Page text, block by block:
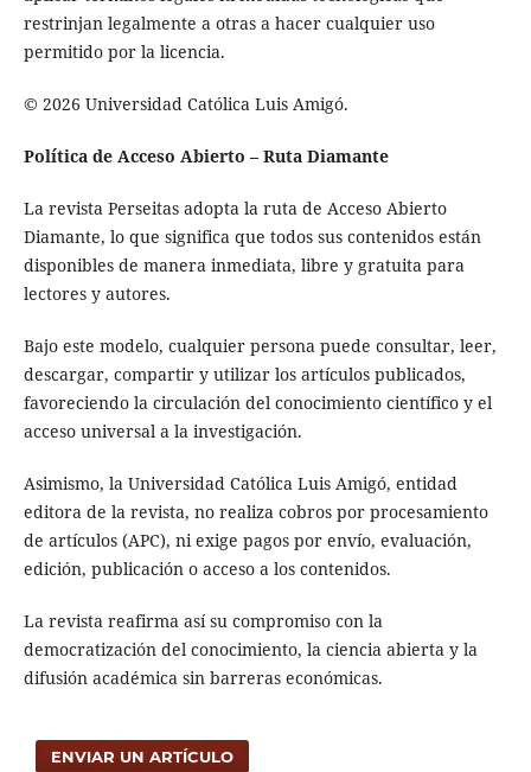
restrinjan legalmente a otras a hacer cualquier uso
permitido por la licencia.
© 2026 Universidad Católica Luis Amigó.
Política de Acceso Abierto – Ruta Diamante
La revista Perseitas adopta la ruta de Acceso Abierto
Diamante, lo que significa que todos sus contenidos están
disponibles de manera inmediata, libre y gratuita para
lectores y autores.
Bajo este modelo, cualquier persona puede consultar, leer,
descargar, compartir y utilizar los artículos publicados,
favoreciendo la circulación del conocimiento científico y el
acceso universal a la investigación.
Asimismo, la Universidad Católica Luis Amigó, entidad
editora de la revista, no realiza cobros por procesamiento
de artículos (APC), ni exige pagos por envío, evaluación,
edición, publicación o acceso a los contenidos.
La revista reafirma así su compromiso con la
democratización del conocimiento, la ciencia abierta y la
difusión académica sin barreras económicas.
ENVIAR UN ARTÍCULO